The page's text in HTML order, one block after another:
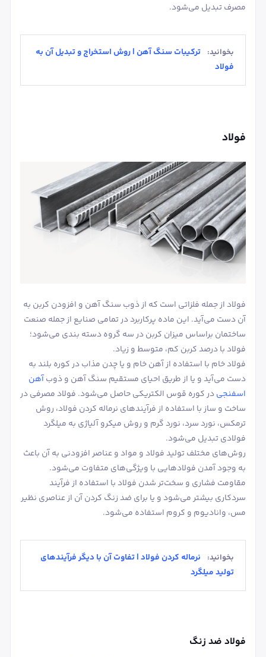
مصرف تبدیل می‌شود.
بخوانید:
ترکیبات سنگ آهن | روش استخراج و تبدیل آن به
فولاد
فولاد
فولاد از جمله فلزاتی است که از ذوب سنگ آهن و افزودن کربن به
آن دست می‌آید. این ماده پرکاربرد در تمامی صنایع از جمله صنعت
ساختمان براساس میزان کربن در سه گروه دسته بندی می‌شود؛
فولاد با درصد کربن کم، متوسط و زیاد.
فولاد خام با استفاده از آهن خام و یا چدن مذاب در کوره بلند به
دست می‌آید و یا از طریق احیای مستقیم سنگ آهن و ذوبآهن
اسفنجیدر کوره قوس الکتریکی حاصل می‌شود. فولاد مصرفی در
ساخت و ساز با استفاده از فرآیندهای نرماله کردن فولاد، روش
ترمکس، نورد سرد، نورد گرم و روش میکرو آلیاژی به میلگرد
فولادی تبدیل می‌شود.
روش‌های مختلف تولید فولاد و مواد و عناصر افزودنی به آن باعث
به وجود آمدن فولادهایی با ویژگی‌های متفاوت می‌شود.
مقاومت فشاری و سخت‌تر شدن فولاد با استفاده از فرآیند
سردکاری بیشتر می‌شود و یا برای ضد زنگ کردن آن از عناصری نظیر
مس، وانادیوم و کروم استفاده می‌شود.
بخوانید:
نرماله کردن فولاد | تفاوت آن با دیگر فرآیندهای
تولید میلگرد
فولاد ضد زنگ